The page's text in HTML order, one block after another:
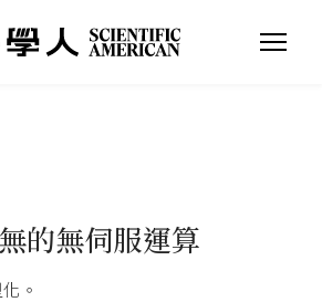
的無伺服運算
。